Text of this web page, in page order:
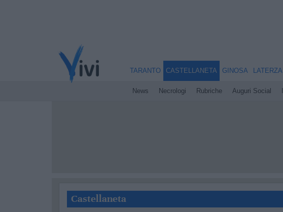
TARANTO CASTELLANETA
News Necrologi Rubriche Auguri Social
GINOSA LATERZA
Castellaneta